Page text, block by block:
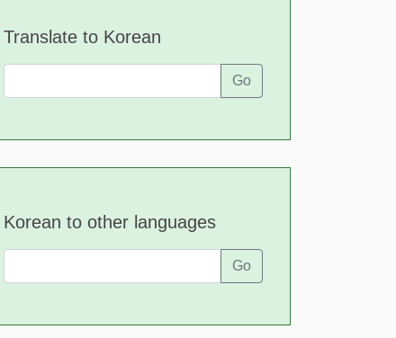
Translate to Korean
Go
Korean to other languages
Go